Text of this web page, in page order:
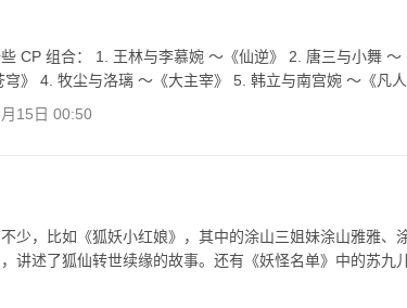
CP 组合： 1. 王林与李慕婉 ～《仙逆》 2. 唐三与小舞
》 4. 牧尘与洛璃 ～《大主宰》 5. 韩立与南宫婉 ～《凡人
15日 00:50
少，比如《狐妖小红娘》，其中的涂山三姐妹涂山雅雅、
讲述了狐仙转世续缘的故事。还有《妖怪名单》中的苏九